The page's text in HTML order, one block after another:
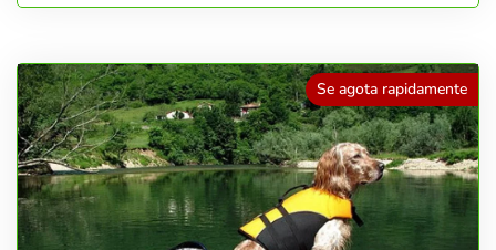
Se agota rapidamente